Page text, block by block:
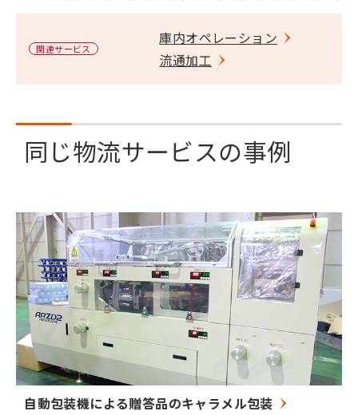
関連サービス
庫内オペレーション
流通加工
同じ物流サービスの事例
自動包装機による贈答品のキャラメル包装